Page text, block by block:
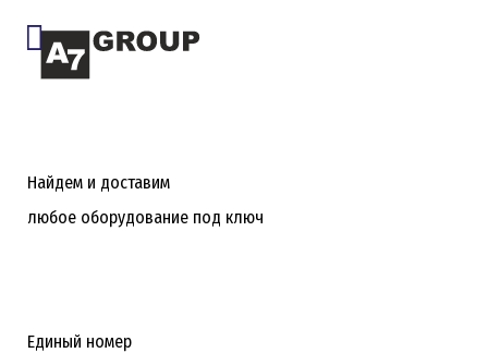
Найдем и доставим
любое оборудование под ключ
Единый номер